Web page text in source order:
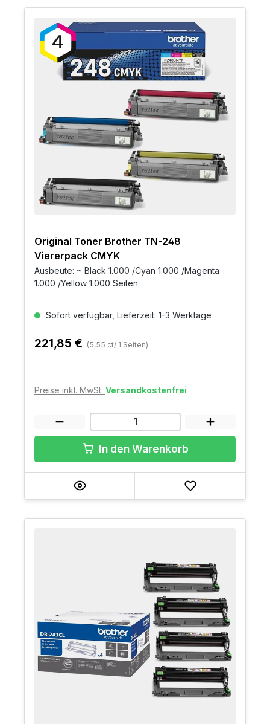
Original Toner Brother TN-248
Viererpack CMYK
Ausbeute: ~ Black 1.000 /Cyan 1.000 /Magenta
1.000 /Yellow 1.000 Seiten
Sofort verfügbar, Lieferzeit: 1-3 Werktage
221,85 € (5,55 ct/ 1 Seiten)
Preise inkl. MwSt. Versandkostenfrei
In den Warenkorb